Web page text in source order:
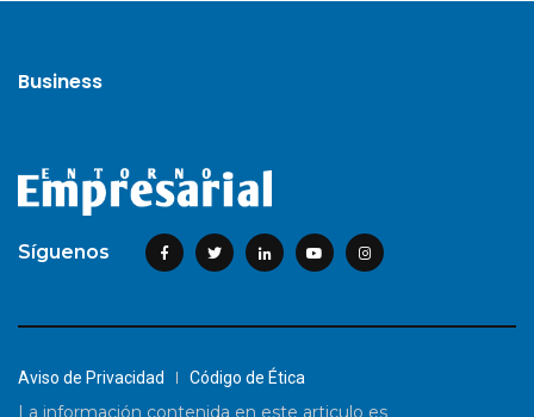
Business
Síguenos
Aviso de Privacidad Código de Ética
La información contenida en este articulo es